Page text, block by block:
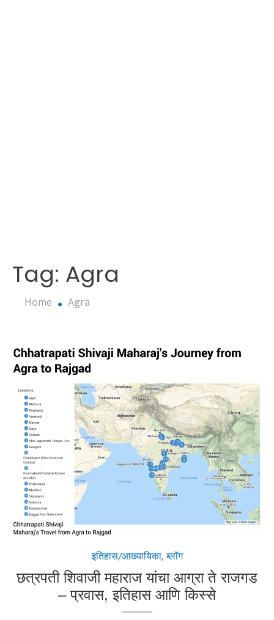
Tag: Agra
Home Agra
इतिहास/आख्यायिका,ब्लॉग
छत्रपती शिवाजी महाराज यांचा आग्रा ते राजगड
– प्रवास, इतिहास आणि किस्से